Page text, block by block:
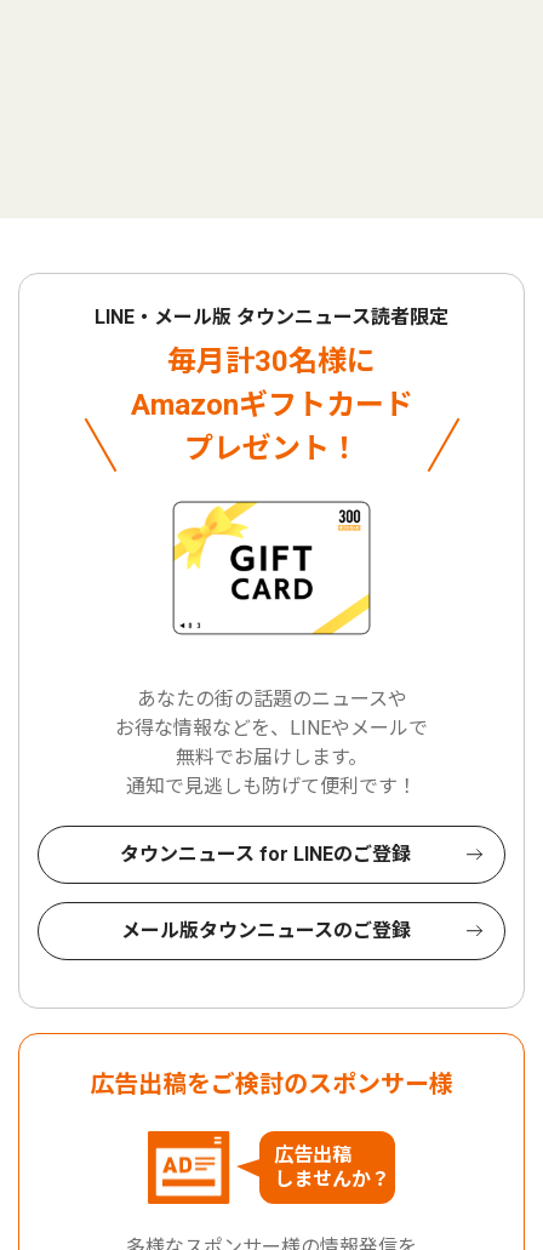
LINE・メール版 タウンニュース読者限定
毎月計30名様に
Amazonギフトカード
プレゼント！
あなたの街の話題のニュースや
お得な情報などを、LINEやメールで
無料でお届けします。
通知で見逃しも防げて便利です！
タウンニュース for LINEのご登録
メール版タウンニュースのご登録
広告出稿をご検討のスポンサー様
広告出稿
しませんか？